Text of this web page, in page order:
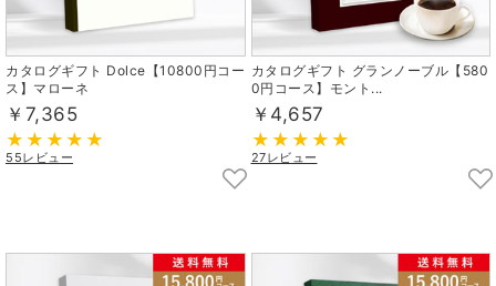
カタログギフト Dolce【10800円コー
ス】マローネ
￥7,365
55レビュー
カタログギフト グランノーブル【580
0円コース】モント...
￥4,657
27レビュー